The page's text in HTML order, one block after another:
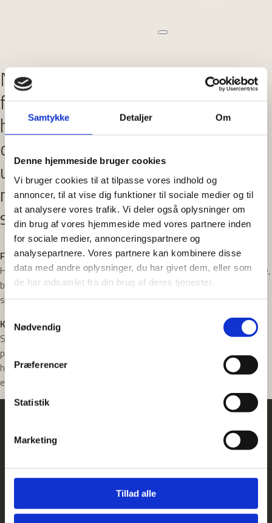
Samtykke Detaljer Om
Denne hjemmeside bruger cookies
Vi bruger cookies til at tilpasse vores indhold og
annoncer, til at vise dig funktioner til sociale medier og til
at analysere vores trafik. Vi deler også oplysninger om
din brug af vores hjemmeside med vores partnere inden
for sociale medier, annonceringspartnere og
analysepartnere. Vores partnere kan kombinere disse
data med andre oplysninger, du har givet dem, eller som
de har indsamlet fra din brug af deres tjenester.
Nødvendig
Præferencer
Statistik
Marketing
Tillad alle
Nasteho er uddannet tandplejer
fra Københavns Universitet og
har kompetencer til at
diagnosticere, planlægge og
udføre behandling samt arbejde
målrettet med forebyggelse og
sundhedsfremme.
Faglighed og forebyggelse
Hun arbejder struktureret og selvstændigt med både undersøgelse,
behandlingsplanlægning og forebyggende indsats. Målet er altid at
sikre sunde og stabile forhold på lang sigt.
Kommunikation og tryghed
Som person er Nasteho rolig, omsorgsfuld og smilende. Hun
prioriterer tydelig kommunikation og er særligt dygtig til at
håndtere patienter med tandlægeskræk, så behandlingen foregår i
et trygt og tillidsfuldt rum.